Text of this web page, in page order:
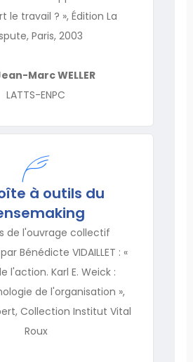
le travail ? », Édition La
Paris, 2003
Marc WELLER
LATTS-ENPC
à outils du
de l'ouvrage collectif
Bénédicte VIDAILLET : «
l'action. Karl E. Weick :
de l'organisation »,
Collection Institut Vital
Roux